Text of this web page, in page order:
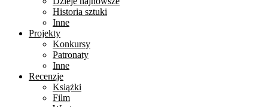
Historia sztuki
Inne
Projekty
Konkursy
Patronaty
Inne
Recenzje
Książki
Film